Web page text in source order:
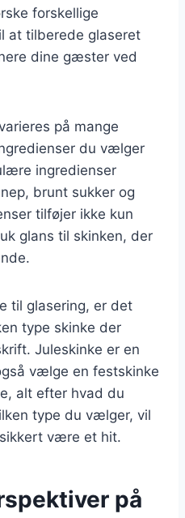
forskellige
at tilberede glaseret
dine gæster ved
på mange
du vælger
ingredienser
brunt sukker og
tilføjer ikke kun
glans til skinken, der
til glasering, er det
type skinke der
Juleskinke er en
vælge en festskinke
alt efter hvad du
type du vælger, vil
være et hit.
på